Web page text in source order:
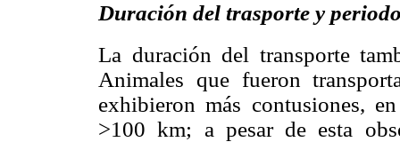
Duración del trasporte y
La duración del transporte
Animales que fueron
exhibieron más contusiones,
>100 km; a pesar de esta